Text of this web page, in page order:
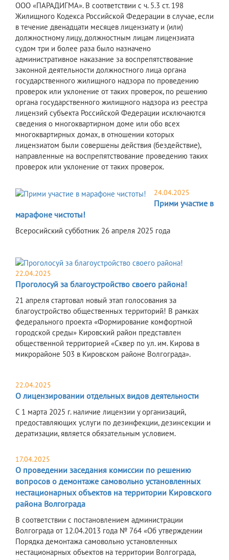
ООО «ПАРАДИГМА». В соответствии с ч. 5.3 ст. 198
Жилищного Кодекса Российской Федерации в случае, если
в течение двенадцати месяцев лицензиату и (или)
должностному лицу, должностным лицам лицензиата
судом три и более раза было назначено
административное наказание за воспрепятствование
законной деятельности должностного лица органа
государственного жилищного надзора по проведению
проверок или уклонение от таких проверок, по решению
органа государственного жилищного надзора из реестра
лицензий субъекта Российской Федерации исключаются
сведения о многоквартирном доме или обо всех
многоквартирных домах, в отношении которых
лицензиатом были совершены действия (бездействие),
направленные на воспрепятствование проведению таких
проверок или уклонение от таких проверок.
24.04.2025
Прими участие в
марафоне чистоты!
Всеросийский субботник 26 апреля 2025 года
22.04.2025
Проголосуй за благоустройство своего района!
​21 апреля стартовал новый этап голосования за
благоустройство общественных территорий! В рамках
федерального проекта «Формирование комфортной
городской среды» Кировский район представлен
общественной территорией «Сквер по ул. им. Кирова в
микрорайоне 503 в Кировском районе Волгограда».
22.04.2025
О лицензировании отдельных видов деятельности
С 1 марта 2025 г. наличие лицензии у организаций,
предоставляющих услуги по дезинфекции, дезинсекции и
дератизации, является обязательным условием.
17.04.2025
О проведении заседания комиссии по решению
вопросов о демонтаже самовольно установленных
нестационарных объектов на территории Кировского
района Волгограда
В соответствии с постановлением администрации
Волгограда от 12.04.2013 года № 764 «Об утверждении
Порядка демонтажа самовольно установленных
нестационарных объектов на территории Волгограда,